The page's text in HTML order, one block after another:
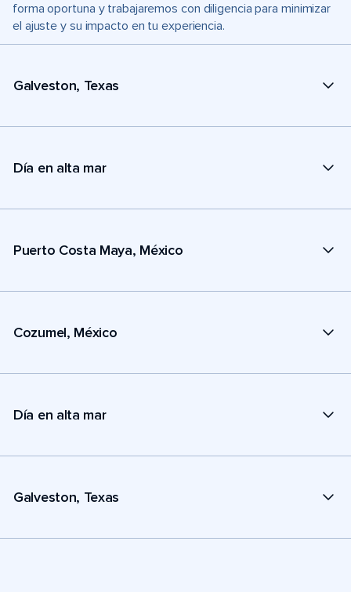
forma oportuna y trabajaremos con diligencia para minimizar
el ajuste y su impacto en tu experiencia.
Galveston, Texas
Día en alta mar
Puerto Costa Maya, México
Cozumel, México
Día en alta mar
Galveston, Texas